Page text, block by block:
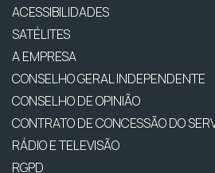
ACESSIBILIDADES
SATÉLITES
A EMPRESA
CONSELHO GERAL INDEPENDENTE
CONSELHO DE OPINIÃO
CONTRATO DE CONCESSÃO DO
RÁDIO E TELEVISÃO
RGPD